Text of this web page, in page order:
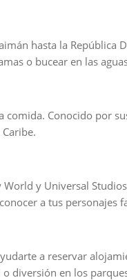
hasta la República
o bucear en las
Conocido por
y Universal
a tus personajes
a reservar
diversión en los